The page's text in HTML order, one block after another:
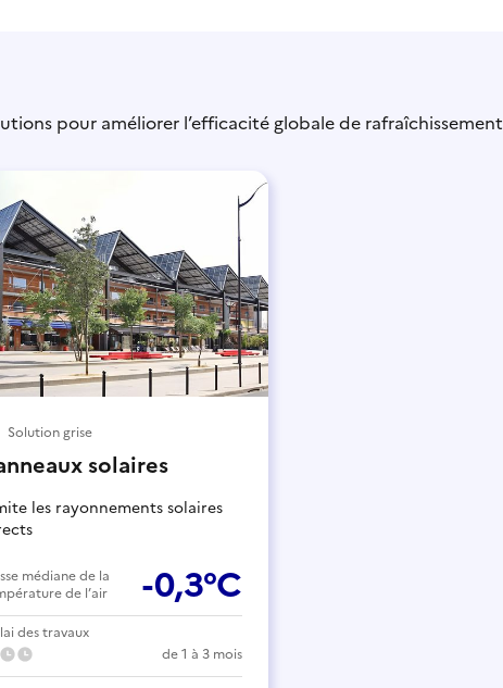
pour améliorer l’efficacité globale de rafraîchissement
Solution grise
solaires
les rayonnements solaires
médiane de la
de l’air
-0,3°C
des travaux
de 1 à 3 mois